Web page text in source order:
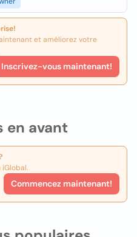
en avant
iGlobal.
Commencez maintenant!
et améliorez votre
Inscrivez-vous maintenant!